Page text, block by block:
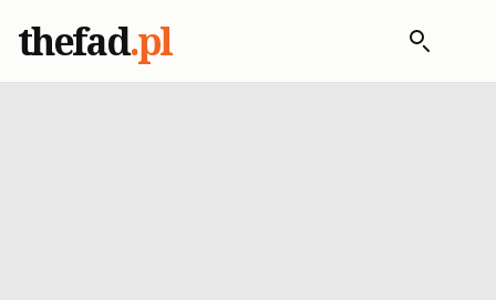
thefad.pl